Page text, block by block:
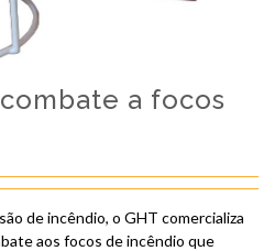
a focos
de incêndio, o GHT comercializa
aos focos de incêndio que